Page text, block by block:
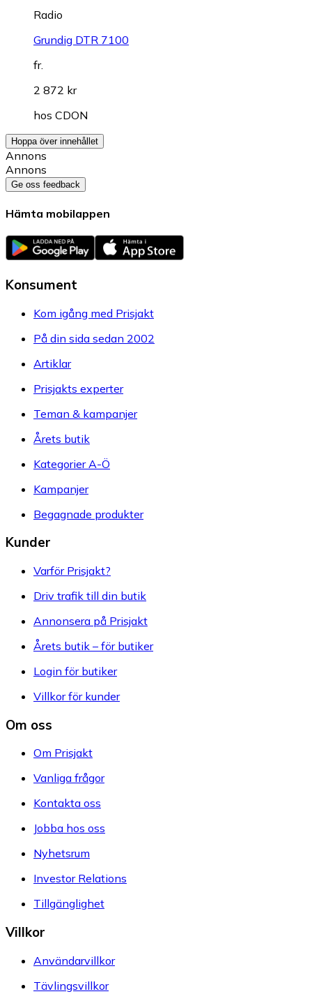
Radio
Grundig DTR 7100
fr.
2 872 kr
hos CDON
Hoppa över innehållet
Annons
Annons
Ge oss feedback
Hämta mobilappen
Konsument
Kom igång med Prisjakt
På din sida sedan 2002
Artiklar
Prisjakts experter
Teman & kampanjer
Årets butik
Kategorier A-Ö
Kampanjer
Begagnade produkter
Kunder
Varför Prisjakt?
Driv trafik till din butik
Annonsera på Prisjakt
Årets butik – för butiker
Login för butiker
Villkor för kunder
Om oss
Om Prisjakt
Vanliga frågor
Kontakta oss
Jobba hos oss
Nyhetsrum
Investor Relations
Tillgänglighet
Villkor
Användarvillkor
Tävlingsvillkor